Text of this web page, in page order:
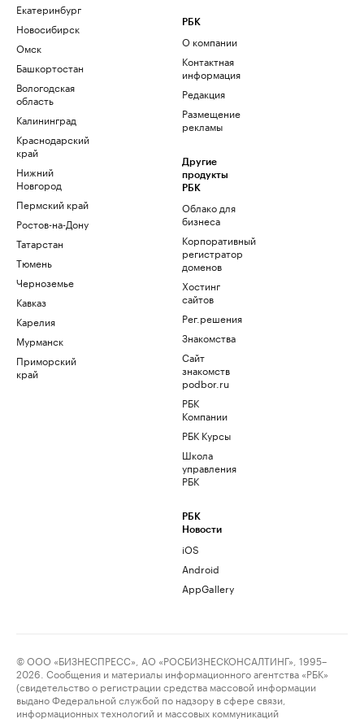
Екатеринбург
Новосибирск
Омск
Башкортостан
Вологодская
область
Калининград
Краснодарский
край
Нижний
Новгород
Пермский край
Ростов-на-Дону
Татарстан
Тюмень
Черноземье
Кавказ
Карелия
Мурманск
Приморский
край
РБК
О компании
Контактная
информация
Редакция
Размещение
рекламы
Другие
продукты
РБК
Облако для
бизнеса
Корпоративный
регистратор
доменов
Хостинг
сайтов
Рег.решения
Знакомства
Сайт
знакомств
podbor.ru
РБК
Компании
РБК Курсы
Школа
управления
РБК
РБК
Новости
iOS
Android
AppGallery
© ООО «БИЗНЕСПРЕСС», АО «РОСБИЗНЕСКОНСАЛТИНГ», 1995–
2026. Сообщения и материалы информационного агентства «РБК»
(свидетельство о регистрации средства массовой информации
выдано Федеральной службой по надзору в сфере связи,
информационных технологий и массовых коммуникаций